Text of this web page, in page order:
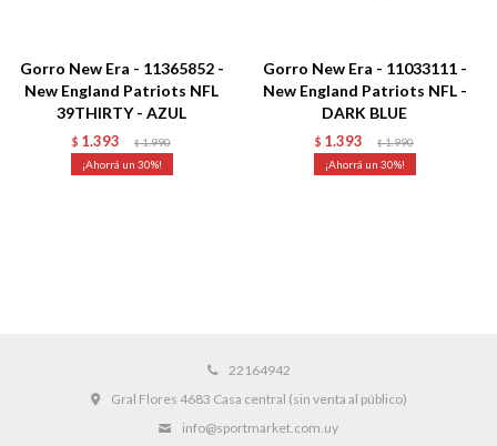
Gorro New Era - 11365852 -
New England Patriots NFL
39THIRTY - AZUL
$ 1.393 $ 1.990
30
Gorro New Era - 11033111 -
New England Patriots NFL -
DARK BLUE
$ 1.393 $ 1.990
30
22164942
Gral Flores 4683 Casa central (sin venta al público)
info@sportmarket.com.uy